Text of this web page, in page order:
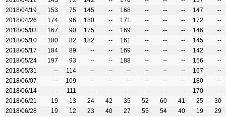
2018/04/19
153 75 145 -- 168 -- -- -- 147
--
2018/04/26
174 96 180 -- 171 -- -- -- 172
--
2018/05/03
167 90 175 -- 169 -- -- -- 146
--
2018/05/10
180 82 182 -- 161 -- -- -- 145
--
2018/05/17
184 89 -- -- 169 -- -- -- 142
--
2018/05/24
197 93 -- -- 188 -- -- -- 156
--
2018/05/31
-- 114 -- -- -- -- -- -- 167
--
2018/06/07
-- 109 -- -- -- -- -- -- 180
--
2018/06/14
-- 111 -- -- -- -- -- -- 170
--
2018/06/21
19 13 24 42 35 52 60 41 25
30
2018/06/28
19 12 23 40 27 55 54 40 19
29